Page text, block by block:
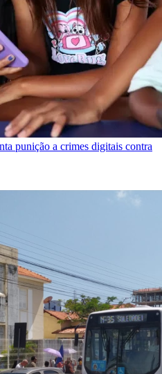
punição a crimes digitais contra